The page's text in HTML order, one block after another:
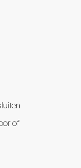
of